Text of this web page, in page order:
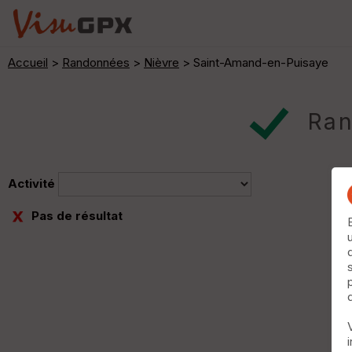
Accueil > Randonnées > Nièvre > Saint-Amand-en-Puisaye
Activité
Pas de résultat